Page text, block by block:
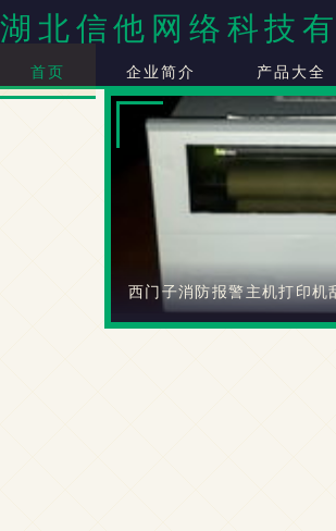
湖北信他网络科技
首页 企业简介 产品大全
西门子消防报警主机打印机